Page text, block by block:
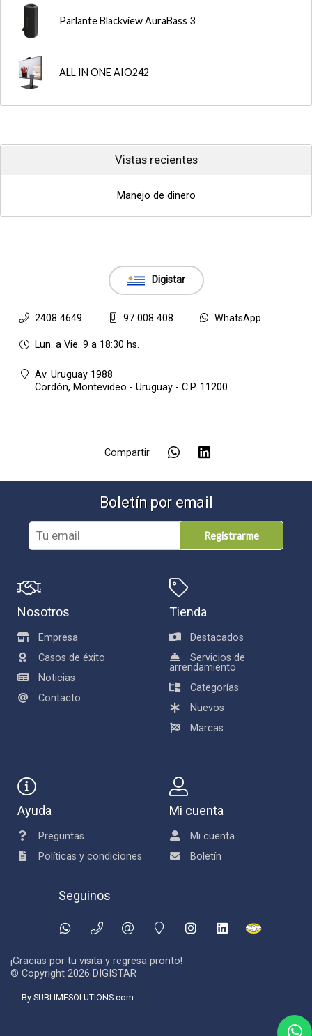
Parlante Blackview AuraBass 3
ALL IN ONE AIO242
Vistas recientes
Manejo de dinero
Digistar
2408 4649 97 008 408 WhatsApp
Lun. a Vie. 9 a 18:30 hs.
Av. Uruguay 1988
Cordón, Montevideo - Uruguay - C.P. 11200
Compartir
Boletín por email
Registrarme
Nosotros
Empresa
Casos de éxito
Noticias
Contacto
Tienda
Destacados
Servicios de
arrendamiento
Categorías
Nuevos
Marcas
Ayuda
Preguntas
Políticas y condiciones
Mi cuenta
Mi cuenta
Boletín
Seguinos
¡Gracias por tu visita y regresa pronto!
© Copyright 2026 DIGISTAR
By SUBLIMESOLUTIONS.com